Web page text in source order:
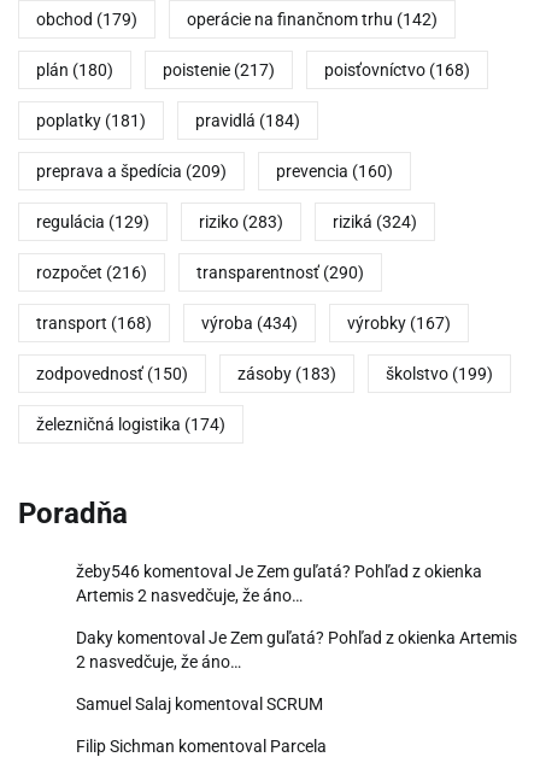
obchod (179) operácie na finančnom trhu (142)
plán (180) poistenie (217) poisťovníctvo (168)
poplatky (181) pravidlá (184)
preprava a špedícia (209) prevencia (160)
regulácia (129) riziko (283) riziká (324)
rozpočet (216) transparentnosť (290)
transport (168) výroba (434) výrobky (167)
zodpovednosť (150) zásoby (183) školstvo (199)
železničná logistika (174)
Poradňa
žeby546 komentoval Je Zem guľatá? Pohľad z okienka
Artemis 2 nasvedčuje, že áno…
Daky komentoval Je Zem guľatá? Pohľad z okienka Artemis
2 nasvedčuje, že áno…
Samuel Salaj komentoval SCRUM
Filip Sichman komentoval Parcela